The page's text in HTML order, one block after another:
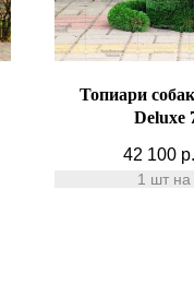
Топиари
Deluxe
42 100 р.